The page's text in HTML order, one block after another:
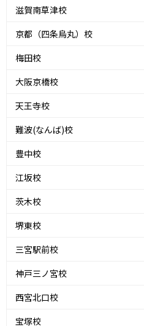
滋賀南草津校
京都（四条烏丸）校
梅田校
大阪京橋校
天王寺校
難波(なんば)校
豊中校
江坂校
茨木校
堺東校
三宮駅前校
神戸三ノ宮校
西宮北口校
宝塚校